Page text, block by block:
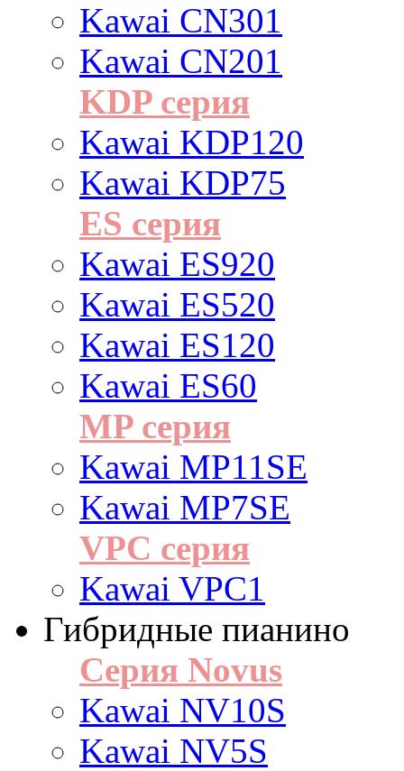
Kawai CN301
Kawai CN201
KDP серия
Kawai KDP120
Kawai KDP75
ES cерия
Kawai ES920
Kawai ES520
Kawai ES120
Kawai ES60
MP серия
Kawai MP11SE
Kawai MP7SE
VPC серия
Kawai VPC1
Гибридные пианино
Серия Novus
Kawai NV10S
Kawai NV5S